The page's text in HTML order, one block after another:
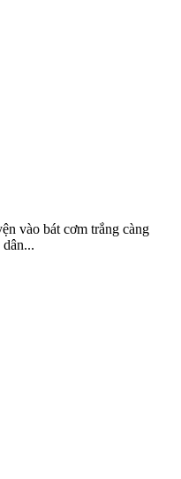
vào bát cơm trắng càng